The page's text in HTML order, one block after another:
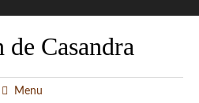
Casandra
Menu